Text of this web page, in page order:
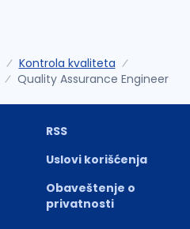
Kontrola kvaliteta
Quality Assurance Engineer
RSS
Uslovi korišćenja
Obaveštenje o
privatnosti